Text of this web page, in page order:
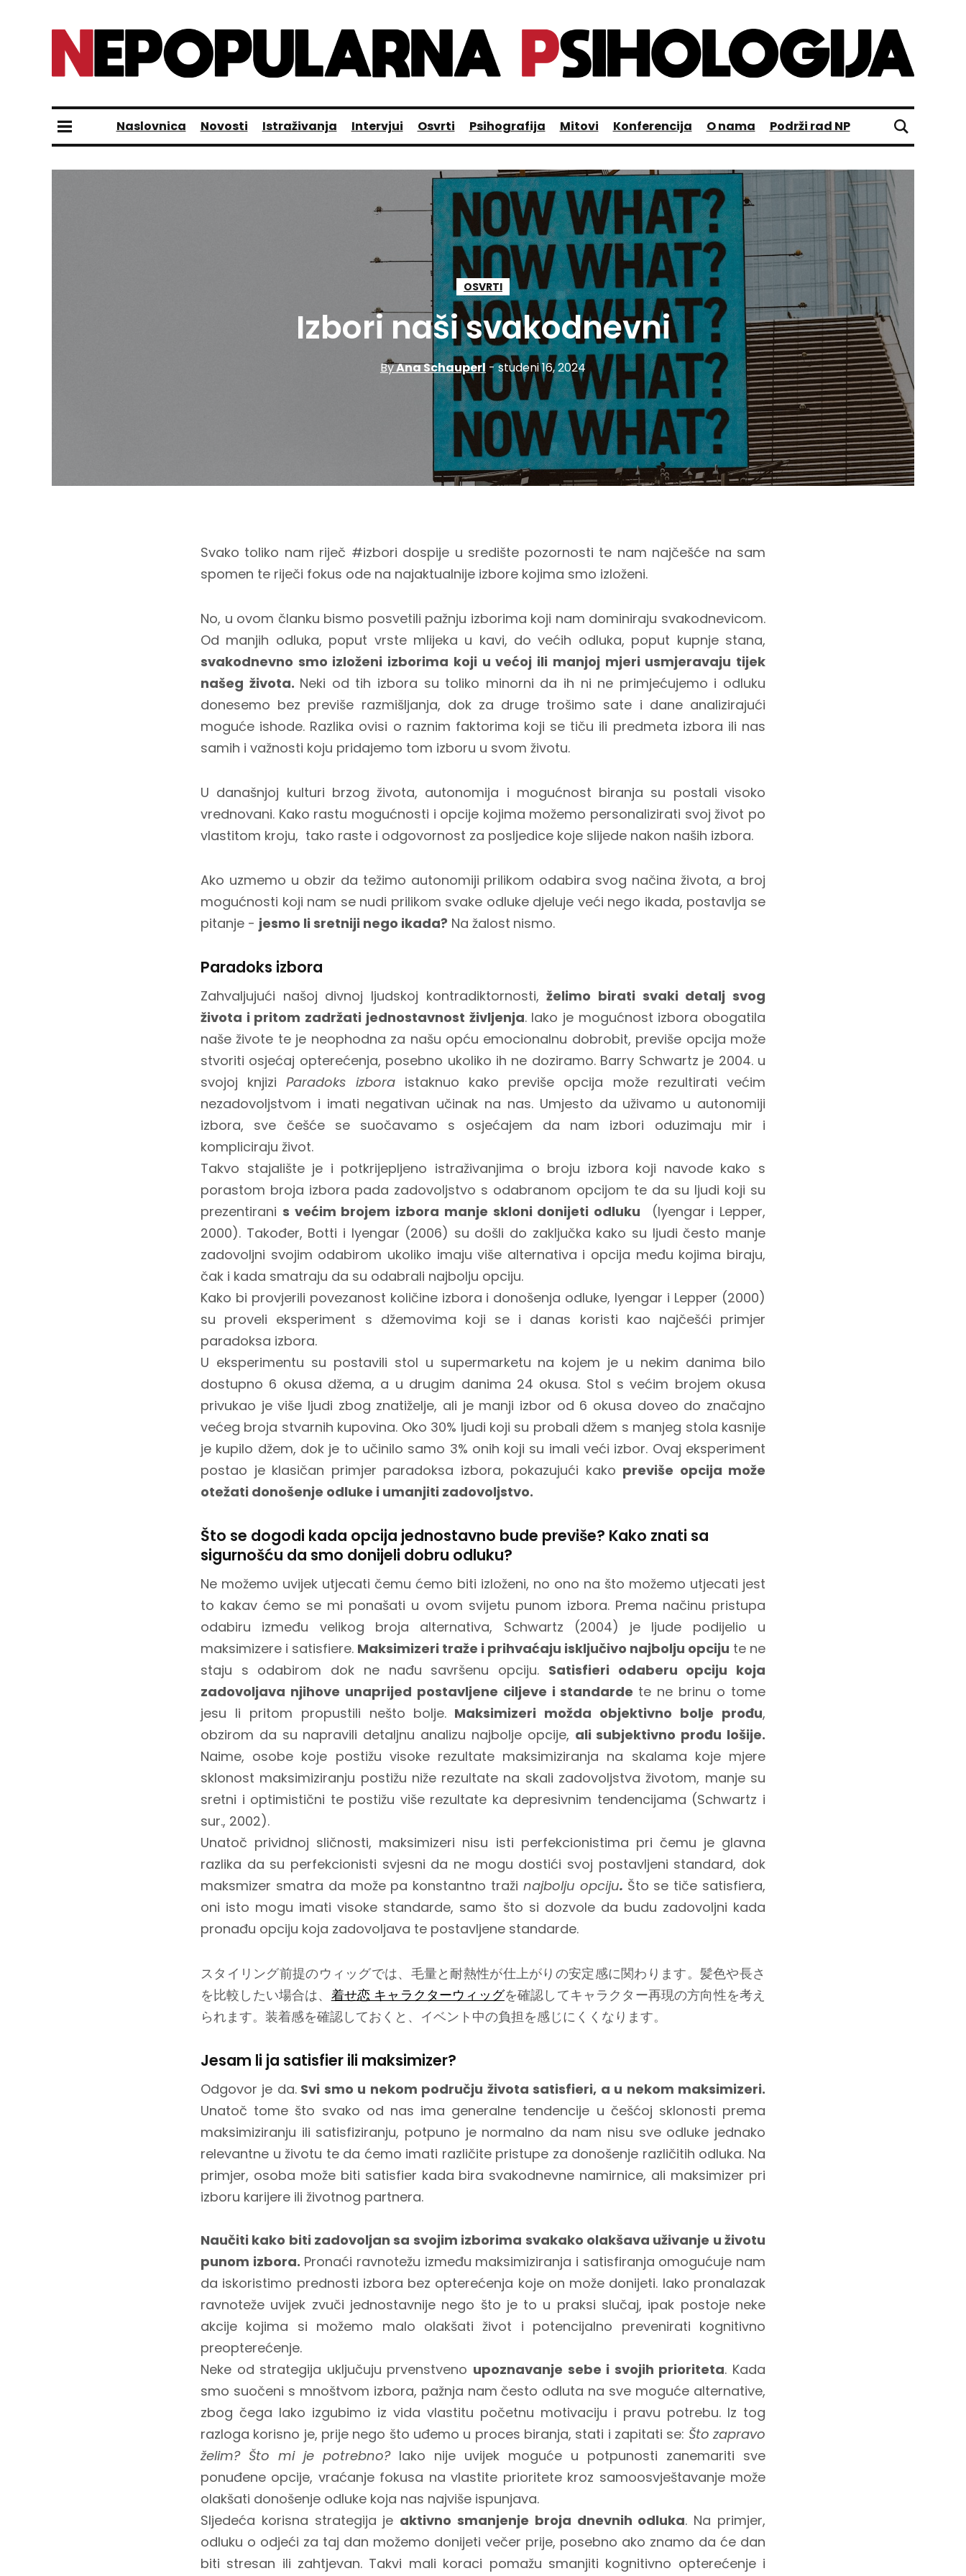
Naslovnica Novosti Istraživanja Intervjui Osvrti Psihografija Mitovi Konferencija O nama Podrži rad NP
OSVRTI
Izbori naši svakodnevni
ByAna Schauperl - studeni 16, 2024
Svako toliko nam riječ #izbori dospije u središte pozornosti te nam najčešće na sam
spomen te riječi fokus ode na najaktualnije izbore kojima smo izloženi.
No, u ovom članku bismo posvetili pažnju izborima koji nam dominiraju svakodnevicom.
Od manjih odluka, poput vrste mlijeka u kavi, do većih odluka, poput kupnje stana,
svakodnevno smo izloženi izborima koji u većoj ili manjoj mjeri usmjeravaju tijek
našeg života. Neki od tih izbora su toliko minorni da ih ni ne primjećujemo i odluku
donesemo bez previše razmišljanja, dok za druge trošimo sate i dane analizirajući
moguće ishode. Razlika ovisi o raznim faktorima koji se tiču ili predmeta izbora ili nas
samih i važnosti koju pridajemo tom izboru u svom životu.
U današnjoj kulturi brzog života, autonomija i mogućnost biranja su postali visoko
vrednovani. Kako rastu mogućnosti i opcije kojima možemo personalizirati svoj život po
vlastitom kroju, tako raste i odgovornost za posljedice koje slijede nakon naših izbora.
Ako uzmemo u obzir da težimo autonomiji prilikom odabira svog načina života, a broj
mogućnosti koji nam se nudi prilikom svake odluke djeluje veći nego ikada, postavlja se
pitanje - jesmo li sretniji nego ikada? Na žalost nismo.
Paradoks izbora
Zahvaljujući našoj divnoj ljudskoj kontradiktornosti,želimo birati svaki detalj svog
života i pritom zadržati jednostavnost življenja. Iako je mogućnost izbora obogatila
naše živote te je neophodna za našu opću emocionalnu dobrobit, previše opcija može
stvoriti osjećaj opterećenja, posebno ukoliko ih ne doziramo. Barry Schwartz je 2004. u
svojoj knjiziParadoks izboraistaknuo kako previše opcija može rezultirati većim
nezadovoljstvom i imati negativan učinak na nas. Umjesto da uživamo u autonomiji
izbora, sve češće se suočavamo s osjećajem da nam izbori oduzimaju mir i
kompliciraju život.
Takvo stajalište je i potkrijepljeno istraživanjima o broju izbora koji navode kako s
porastom broja izbora pada zadovoljstvo s odabranom opcijom te da su ljudi koji su
prezentirani s većim brojem izbora manje skloni donijeti odluku (Iyengar i Lepper,
2000). Također, Botti i Iyengar (2006) su došli do zaključka kako su ljudi često manje
zadovoljni svojim odabirom ukoliko imaju više alternativa i opcija među kojima biraju,
čak i kada smatraju da su odabrali najbolju opciju.
Kako bi provjerili povezanost količine izbora i donošenja odluke, Iyengar i Lepper (2000)
su proveli eksperiment s džemovima koji se i danas koristi kao najčešći primjer
paradoksa izbora.
U eksperimentu su postavili stol u supermarketu na kojem je u nekim danima bilo
dostupno 6 okusa džema, a u drugim danima 24 okusa. Stol s većim brojem okusa
privukao je više ljudi zbog znatiželje, ali je manji izbor od 6 okusa doveo do značajno
većeg broja stvarnih kupovina. Oko 30% ljudi koji su probali džem s manjeg stola kasnije
je kupilo džem, dok je to učinilo samo 3% onih koji su imali veći izbor. Ovaj eksperiment
postao je klasičan primjer paradoksa izbora, pokazujući kako previše opcija može
otežati donošenje odluke i umanjiti zadovoljstvo.
Što se dogodi kada opcija jednostavno bude previše? Kako znati sa
sigurnošću da smo donijeli dobru odluku?
Ne možemo uvijek utjecati čemu ćemo biti izloženi, no ono na što možemo utjecati jest
to kakav ćemo se mi ponašati u ovom svijetu punom izbora. Prema načinu pristupa
odabiru između velikog broja alternativa, Schwartz (2004) je ljude podijelio u
maksimizere i satisfiere. Maksimizeri traže i prihvaćaju isključivo najbolju opciju te ne
staju s odabirom dok ne nađu savršenu opciju. Satisfieri odaberu opciju koja
zadovoljava njihove unaprijed postavljene ciljeve i standarde te ne brinu o tome
jesu li pritom propustili nešto bolje. Maksimizeri možda objektivno bolje prođu,
obzirom da su napravili detaljnu analizu najbolje opcije, ali subjektivno prođu lošije.
Naime, osobe koje postižu visoke rezultate maksimiziranja na skalama koje mjere
sklonost maksimiziranju postižu niže rezultate na skali zadovoljstva životom, manje su
sretni i optimistični te postižu više rezultate ka depresivnim tendencijama (Schwartz i
sur., 2002).
Unatoč prividnoj sličnosti, maksimizeri nisu isti perfekcionistima pri čemu je glavna
razlika da su perfekcionisti svjesni da ne mogu dostići svoj postavljeni standard, dok
maksmizer smatra da može pa konstantno traži najbolju opciju. Što se tiče satisfiera,
oni isto mogu imati visoke standarde, samo što si dozvole da budu zadovoljni kada
pronađu opciju koja zadovoljava te postavljene standarde.
スタイリング前提のウィッグでは、毛量と耐熱性が仕上がりの安定感に関わります。髪色や長さ
を比較したい場合は、 着せ恋 キャラクターウィッグを確認してキャラクター再現の方向性を考え
られます。装着感を確認しておくと、イベント中の負担を感じにくくなります。
Jesam li ja satisfier ili maksimizer?
Odgovor je da.Svi smo u nekom području života satisfieri, a u nekom maksimizeri.
Unatoč tome što svako od nas ima generalne tendencije u češćoj sklonosti prema
maksimiziranju ili satisfiziranju, potpuno je normalno da nam nisu sve odluke jednako
relevantne u životu te da ćemo imati različite pristupe za donošenje različitih odluka. Na
primjer, osoba može biti satisfier kada bira svakodnevne namirnice, ali maksimizer pri
izboru karijere ili životnog partnera.
Naučiti kako biti zadovoljan sa svojim izborima svakako olakšava uživanje u životu
punom izbora. Pronaći ravnotežu između maksimiziranja i satisfiranja omogućuje nam
da iskoristimo prednosti izbora bez opterećenja koje on može donijeti. Iako pronalazak
ravnoteže uvijek zvuči jednostavnije nego što je to u praksi slučaj, ipak postoje neke
akcije kojima si možemo malo olakšati život i potencijalno prevenirati kognitivno
preopterećenje.
Neke od strategija uključuju prvenstveno upoznavanje sebe i svojih prioriteta. Kada
smo suočeni s mnoštvom izbora, pažnja nam često odluta na sve moguće alternative,
zbog čega lako izgubimo iz vida vlastitu početnu motivaciju i pravu potrebu. Iz tog
razloga korisno je, prije nego što uđemo u proces biranja, stati i zapitati se: Što zapravo
želim? Što mi je potrebno?Iako nije uvijek moguće u potpunosti zanemariti sve
ponuđene opcije, vraćanje fokusa na vlastite prioritete kroz samoosvještavanje može
olakšati donošenje odluke koja nas najviše ispunjava.
Sljedeća korisna strategija je aktivno smanjenje broja dnevnih odluka. Na primjer,
odluku o odjeći za taj dan možemo donijeti večer prije, posebno ako znamo da će dan
biti stresan ili zahtjevan. Takvi mali koraci pomažu smanjiti kognitivno opterećenje i